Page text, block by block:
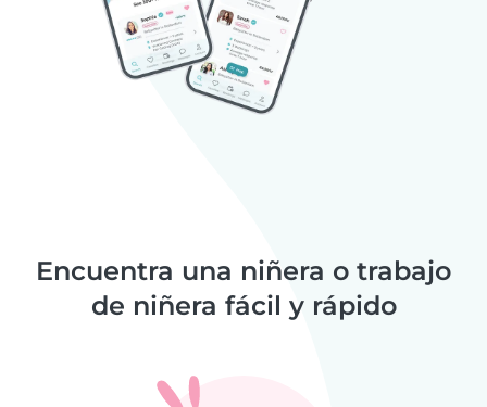
Encuentra una niñera o trabajo
de niñera fácil y rápido